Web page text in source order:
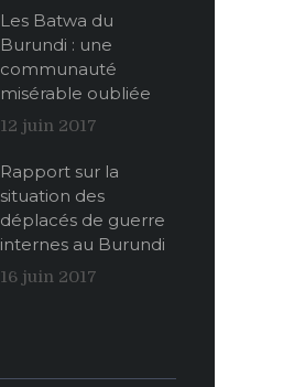
Les Batwa du
Burundi : une
communauté
misérable oubliée
12 juin 2017
Rapport sur la
situation des
déplacés de guerre
internes au Burundi
16 juin 2017